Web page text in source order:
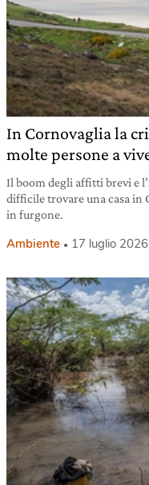
In Cornovaglia la
molte persone a
Il boom degli affitti brevi e
difficile trovare una casa in
in furgone.
Ambiente 17 luglio 2026